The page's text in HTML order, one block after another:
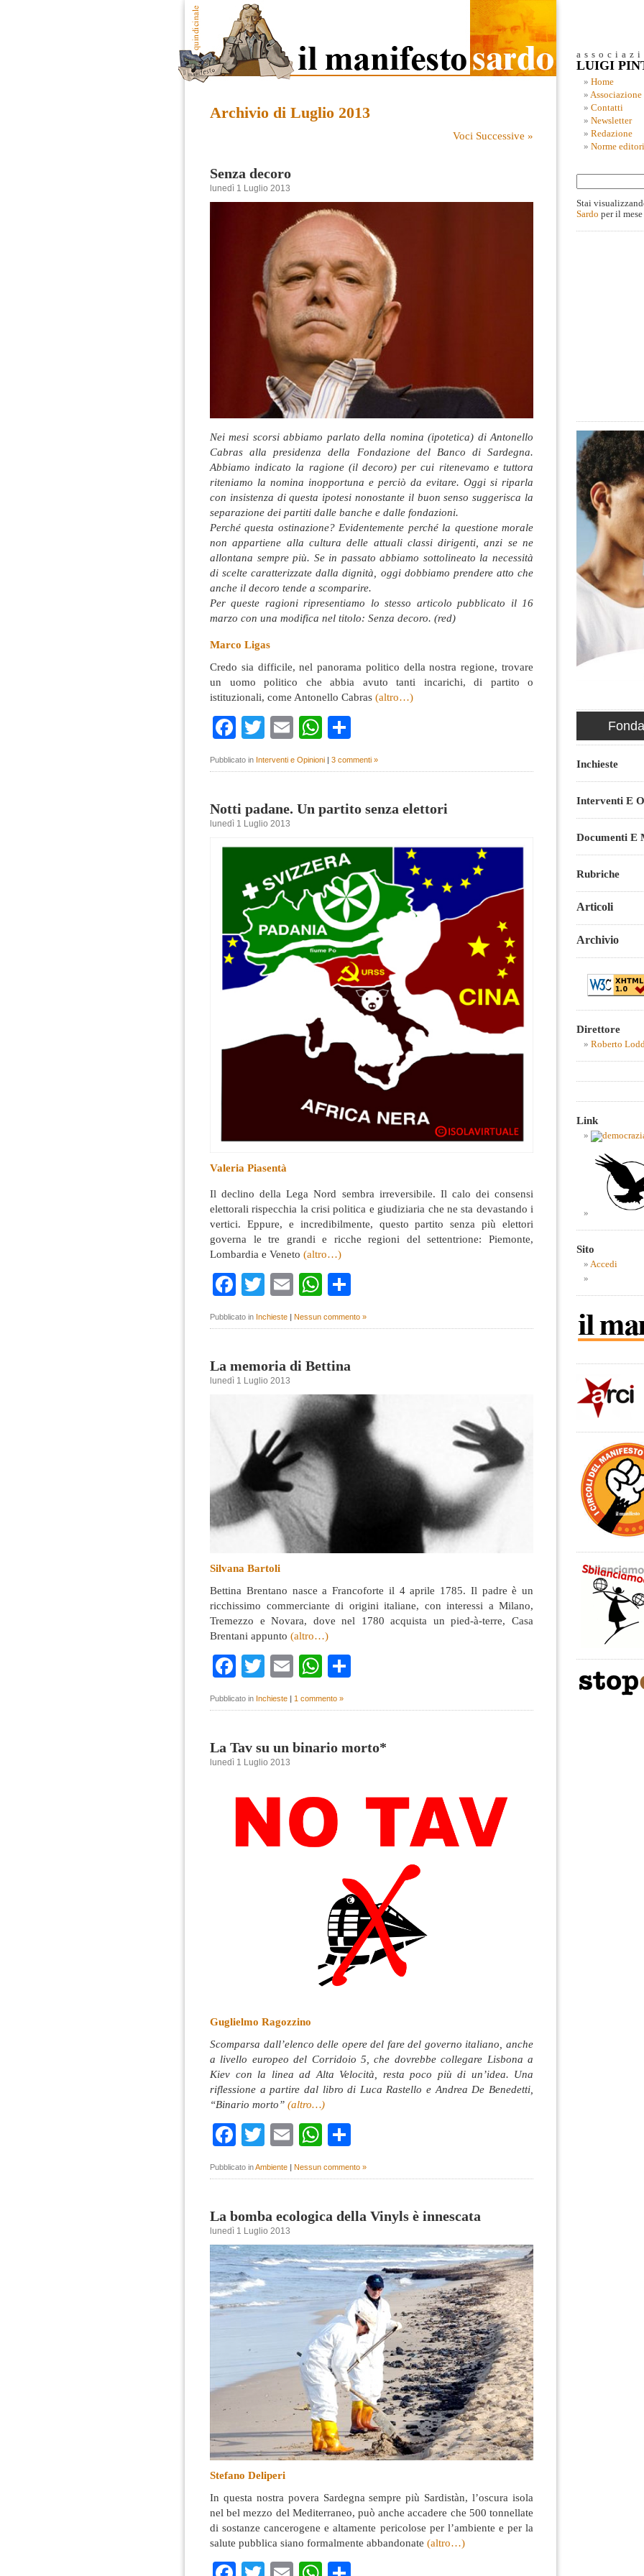
Archivio di Luglio 2013
Voci Successive »
Senza decoro
lunedì 1 Luglio 2013
Nei mesi scorsi abbiamo parlato della nomina (ipotetica) di Antonello
Cabras alla presidenza della Fondazione del Banco di Sardegna.
Abbiamo indicato la ragione (il decoro) per cui ritenevamo e tuttora
riteniamo la nomina inopportuna e perciò da evitare. Oggi si riparla
con insistenza di questa ipotesi nonostante il buon senso suggerisca la
separazione dei partiti dalle banche e dalle fondazioni.
Perché questa ostinazione? Evidentemente perché la questione morale
non appartiene alla cultura delle attuali classi dirigenti, anzi se ne
allontana sempre più. Se in passato abbiamo sottolineato la necessità
di scelte caratterizzate dalla dignità, oggi dobbiamo prendere atto che
anche il decoro tende a scomparire.
Per queste ragioni ripresentiamo lo stesso articolo pubblicato il 16
marzo con una modifica nel titolo: Senza decoro. (red)
Marco Ligas
Credo sia difficile, nel panorama politico della nostra regione, trovare
un uomo politico che abbia avuto tanti incarichi, di partito o
istituzionali, come Antonello Cabras (altro…)
Facebook
Twitter
EmailWhatsApp
Pubblicato in Interventi e Opinioni | 3 commenti »
Notti padane. Un partito senza elettori
lunedì 1 Luglio 2013
Valeria Piasentà
Il declino della Lega Nord sembra irreversibile. Il calo dei consensi
elettorali rispecchia la crisi politica e giudiziaria che ne sta devastando i
vertici. Eppure, e incredibilmente, questo partito senza più elettori
governa le tre grandi e ricche regioni del settentrione: Piemonte,
Lombardia e Veneto (altro…)
Facebook
TwitterEmailWhatsApp
Pubblicato in Inchieste | Nessun commento »
La memoria di Bettina
lunedì 1 Luglio 2013
Silvana Bartoli
Bettina Brentano nasce a Francoforte il 4 aprile 1785. Il padre è un
ricchissimo commerciante di origini italiane, con interessi a Milano,
Tremezzo e Novara, dove nel 1780 acquista un pied-à-terre, Casa
Brentani appunto (altro…)
Facebook
TwitterEmailWhatsApp
Pubblicato in Inchieste | 1 commento »
La Tav su un binario morto*
lunedì 1 Luglio 2013
Guglielmo Ragozzino
Scomparsa dall’elenco delle opere del fare del governo italiano, anche
a livello europeo del Corridoio 5, che dovrebbe collegare Lisbona a
Kiev con la linea ad Alta Velocità, resta poco più di un’idea. Una
riflessione a partire dal libro di Luca Rastello e Andrea De Benedetti,
“Binario morto” (altro…)
Facebook
TwitterEmailWhatsApp
Pubblicato inAmbiente | Nessun commento »
La bomba ecologica della Vinyls è innescata
lunedì 1 Luglio 2013
Stefano Deliperi
In questa nostra povera Sardegna sempre più Sardistàn, l’oscura isola
nel bel mezzo del Mediterraneo, può anche accadere che 500 tonnellate
di sostanze cancerogene e altamente pericolose per l’ambiente e per la
salute pubblica siano formalmente abbandonate (altro…)
LUIGI
Home
Associazione
Contatti
Newsletter
Redazione
Norme
Stai
Sardo per il
Inchieste
Interventi E
Documenti E
Rubriche
Articoli
Archivio
Direttore
Roberto
Link
Sito
Accedi